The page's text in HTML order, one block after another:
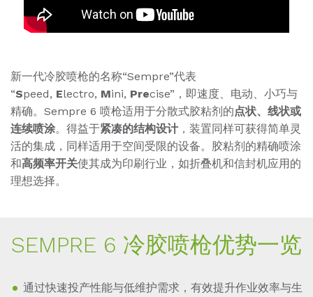
新一代冷胶喷枪的名称“Sempre”代表
“Speed, Electro, Mini, Precise”，即速度、电动、小巧与
精确。Sempre 6 喷枪适用于分散式胶粘剂的点状、线状或
连续喷涂。得益于紧凑的结构设计 ，装置同样可获得简单灵
活的集成，同样适用于空间受限的设备。胶粘剂的精确喷涂
和高频率开关使其成为印刷行业，如折叠机和信封机应用的
理想选择。
SEMP­RE 6 冷胶喷枪优势一览
通过快速投产性能与低维护需求，有效提升作业效率与生